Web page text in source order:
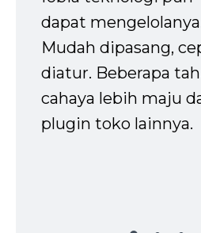
dapat
Mudah dipasang,
diatur. Beberapa
cahaya lebih maju
plugin toko lainnya.